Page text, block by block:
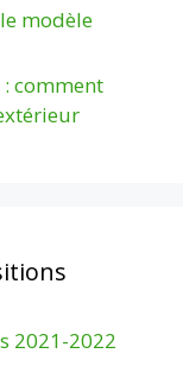
modèle
comment
2021-2022